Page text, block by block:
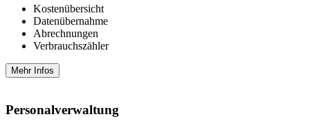
Kostenübersicht
Datenübernahme
Abrechnungen
Verbrauchszähler
Mehr Infos
Personal­verwaltung